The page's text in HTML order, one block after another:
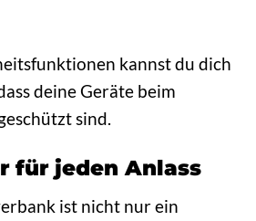
kannst du dich
deine Geräte beim
sind.
für jeden Anlass
ist nicht nur ein